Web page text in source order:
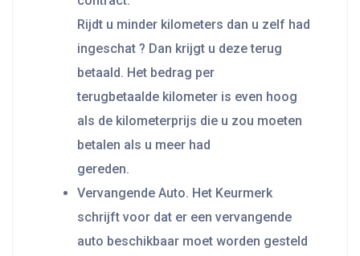
Rijdt u minder kilometers dan u zelf had
ingeschat ? Dan krijgt u deze terug
betaald. Het bedrag per
terugbetaalde kilometer is even hoog
als de kilometerprijs die u zou moeten
betalen als u meer had
gereden.
Vervangende Auto. Het Keurmerk
schrijft voor dat er een vervangende
auto beschikbaar moet worden gesteld